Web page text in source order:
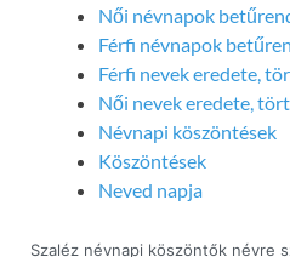
Női névnapok
Férfi névnapok
Férfi nevek eredete,
Női nevek eredete,
Névnapi köszöntések
Köszöntések
Neved napja
Szaléz névnapi köszöntők névre